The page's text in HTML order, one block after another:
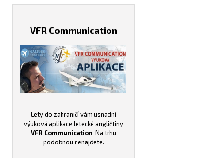
VFR Communication
Lety do zahraničí vám usnadní
výuková aplikace letecké angličtiny
VFR Communication. Na trhu
podobnou nenajdete.